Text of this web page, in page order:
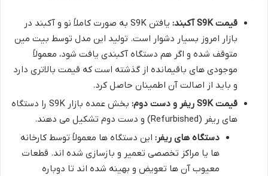
قیمت S9K آکبند:
یافتن S9K به صورت کاملاً نو و آکبند در
بازار امروز بسیار دشوار است. تولید این مدل توسط بیت مین
متوقف شده و اگر هم دستگاه آکبندی یافت شود، معمولاً
موجودی های باقیمانده از گذشته است که قیمت بالاتری دارد
و باید از اصالت آن اطمینان حاصل کرد.
قیمت S9K ریفر و دست دوم:
بخش عمده بازار S9K را دستگاه
های ریفر (Refurbished) و دست دوم تشکیل می دهند.
دستگاه های ریفر: این دستگاه ها معمولاً توسط کارخانه
ها یا مراکز تخصصی تعمیر و بازسازی شده اند. قطعات
معیوب آن ها تعویض و بهینه شده اند تا دوباره